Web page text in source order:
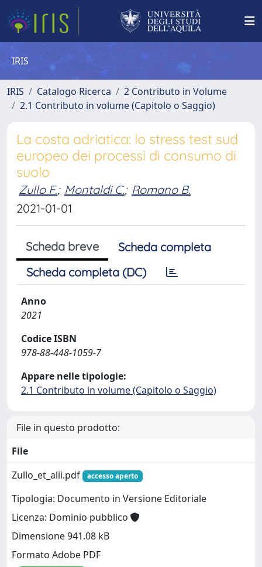
IRIS
IRIS Catalogo Ricerca
2 Contributo in Volume
2.1 Contributo in volume (Capitolo o Saggio)
La costa adriatica: lo stress test sud
europeo dei processi di consumo di
suolo
Zullo F.; Montaldi C.; Romano B.
2021-01-01
Scheda breve
Scheda completa
Scheda completa (DC)
Anno
2021
Codice ISBN
978-88-448-1059-7
Appare nelle tipologie:
2.1 Contributo in volume (Capitolo o Saggio)
File in questo prodotto:
File
Zullo_et_alii.pdf
accesso aperto
Tipologia: Documento in Versione Editoriale
Licenza: Dominio pubblico
Dimensione 941.08 kB
Formato Adobe PDF